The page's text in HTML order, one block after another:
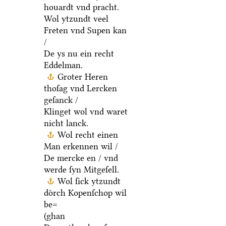
houardt vnd pracht.
Wol ytzundt veel
Freten vnd Supen kan
/
De ys nu ein recht
Eddelman.
Groter Heren
thoſag vnd Lercken
geſanck /
Klinget wol vnd waret
nicht lanck.
Wol recht einen
Man erkennen wil /
De mercke en / vnd
werde ſyn Mitgeſell.
Wol ſick ytzundt
doͤrch Kopenſchop wil
be=
(ghan